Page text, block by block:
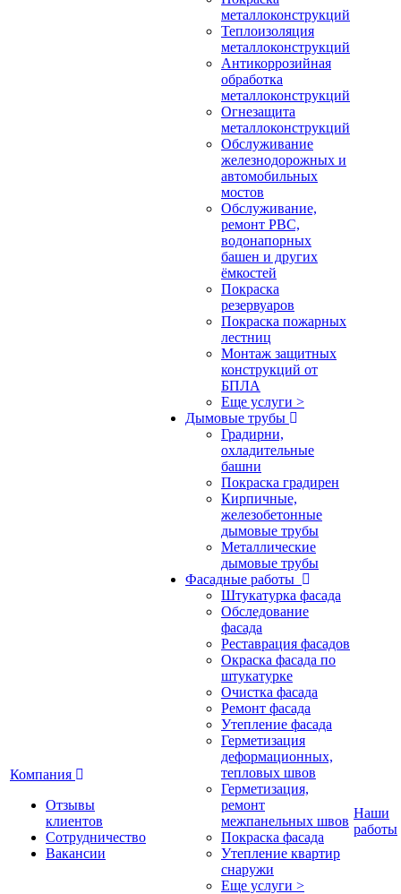
Компания
Отзывы
клиентов
Сотрудничество
Вакансии
металлоконструкций
Теплоизоляция
металлоконструкций
Антикоррозийная
обработка
металлоконструкций
Огнезащита
металлоконструкций
Обслуживание
железнодорожных и
автомобильных
мостов
Обслуживание,
ремонт РВС,
водонапорных
башен и других
ёмкостей
Покраска
резервуаров
Покраска пожарных
лестниц
Монтаж защитных
конструкций от
БПЛА
Еще услуги >
Дымовые трубы
Градирни,
охладительные
башни
Покраска градирен
Кирпичные,
железобетонные
дымовые трубы
Металлические
дымовые трубы
Фасадные работы
Штукатурка фасада
Обследование
фасада
Реставрация фасадов
Окраска фасада по
штукатурке
Очистка фасада
Ремонт фасада
Утепление фасада
Герметизация
деформационных,
тепловых швов
Герметизация,
ремонт
межпанельных швов
Покраска фасада
Утепление квартир
снаружи
Еще услуги >
Наши
работы